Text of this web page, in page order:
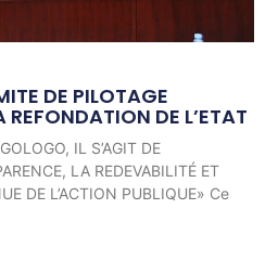
DE PILOTAGE
REFONDATION DE L’ETAT
IL S’AGIT DE
LA REDEVABILITÉ ET
DE L’ACTION PUBLIQUE» Ce